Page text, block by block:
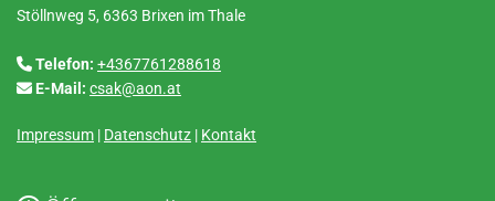
Stöllnweg 5, 6363 Brixen im Thale
 Telefon: +4367761288618
 E-Mail: csak@aon.at
Impressum | Datenschutz | Kontakt